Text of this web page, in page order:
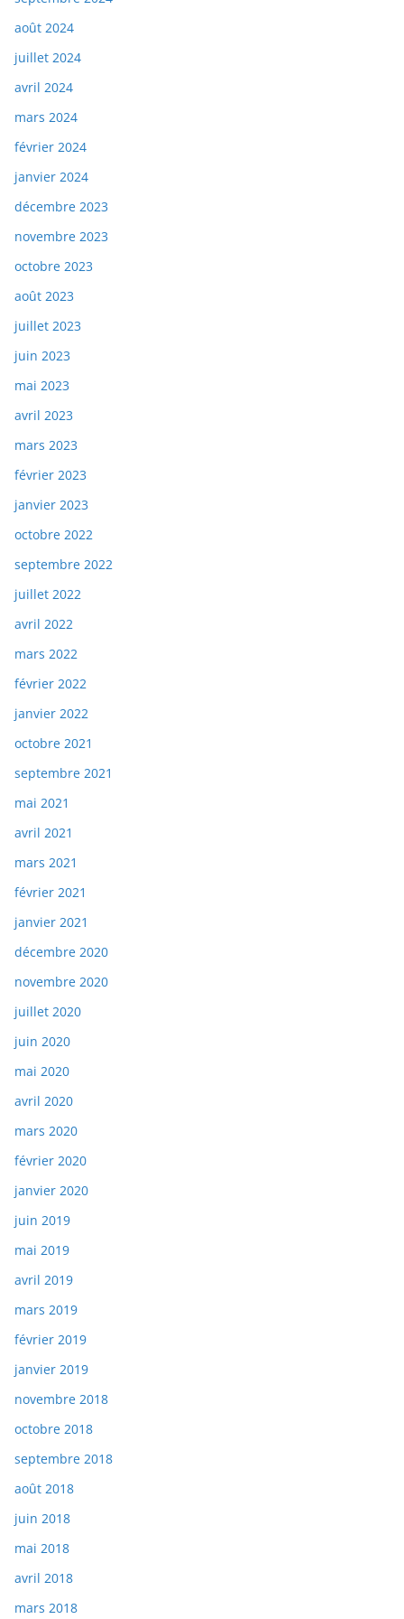
août 2024
juillet 2024
avril 2024
mars 2024
février 2024
janvier 2024
décembre 2023
novembre 2023
octobre 2023
août 2023
juillet 2023
juin 2023
mai 2023
avril 2023
mars 2023
février 2023
janvier 2023
octobre 2022
septembre 2022
juillet 2022
avril 2022
mars 2022
février 2022
janvier 2022
octobre 2021
septembre 2021
mai 2021
avril 2021
mars 2021
février 2021
janvier 2021
décembre 2020
novembre 2020
juillet 2020
juin 2020
mai 2020
avril 2020
mars 2020
février 2020
janvier 2020
juin 2019
mai 2019
avril 2019
mars 2019
février 2019
janvier 2019
novembre 2018
octobre 2018
septembre 2018
août 2018
juin 2018
mai 2018
avril 2018
mars 2018